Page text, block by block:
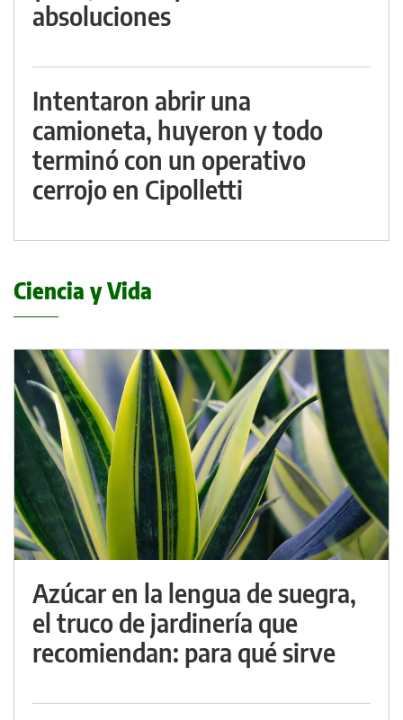
absoluciones
Intentaron abrir una
camioneta, huyeron y todo
terminó con un operativo
cerrojo en Cipolletti
Ciencia y Vida
Azúcar en la lengua de suegra,
el truco de jardinería que
recomiendan: para qué sirve